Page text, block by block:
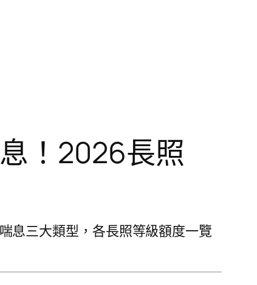
！2026長照
息三大類型，各長照等級額度一覽